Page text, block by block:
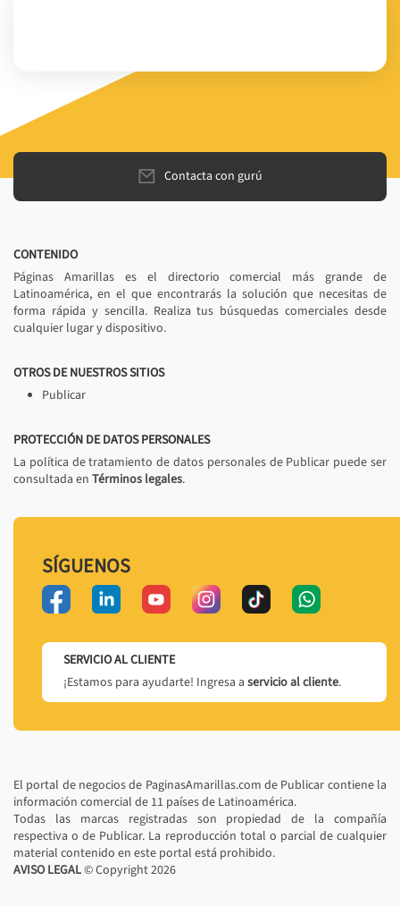
Contacta con gurú
CONTENIDO
Páginas Amarillas es el directorio comercial más grande de
Latinoamérica, en el que encontrarás la solución que necesitas de
forma rápida y sencilla. Realiza tus búsquedas comerciales desde
cualquier lugar y dispositivo.
OTROS DE NUESTROS SITIOS
Publicar
PROTECCIÓN DE DATOS PERSONALES
La política de tratamiento de datos personales de Publicar puede ser
consultada en Términos legales.
SÍGUENOS
SERVICIO AL CLIENTE
¡Estamos para ayudarte! Ingresa a servicio al cliente.
El portal de negocios de PaginasAmarillas.com de Publicar contiene la
información comercial de 11 países de Latinoamérica.
Todas las marcas registradas son propiedad de la compañía
respectiva o de Publicar. La reproducción total o parcial de cualquier
material contenido en este portal está prohibido.
AVISO LEGAL© Copyright2026